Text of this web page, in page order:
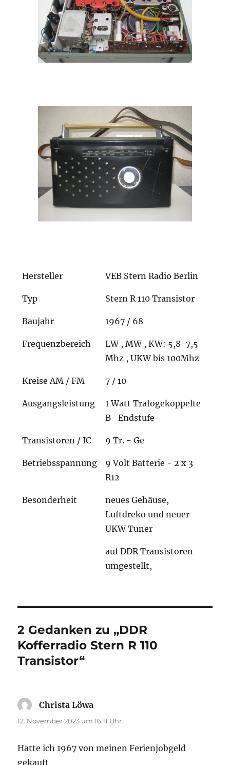
Hersteller VEB Stern Radio Berlin
Typ Stern R 110 Transistor
Baujahr 1967 / 68
Frequenzbereich
LW , MW , KW: 5,8-7,5
Mhz , UKW bis 100Mhz
Kreise AM / FM 7 / 10
Ausgangsleistung
1 Watt Trafogekoppelte
B- Endstufe
Transistoren / IC 9 Tr. - Ge
Betriebsspannung
9 Volt Batterie - 2 x 3
R12
Besonderheit
neues Gehäuse,
Luftdreko und neuer
UKW Tuner
auf DDR Transistoren
umgestellt,
2 Gedanken zu „DDR
Kofferradio Stern R 110
Transistor“
Christa Löwa
12. November 2023 um 16:11 Uhr
Hatte ich 1967 von meinen Ferienjobgeld
gekauft